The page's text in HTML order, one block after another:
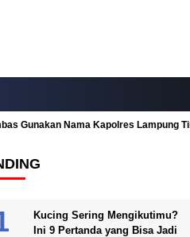
Gunakan Nama Kapolres Lampung
Kucing Sering Mengikutimu?
Ini 9 Pertanda yang Bisa Jadi